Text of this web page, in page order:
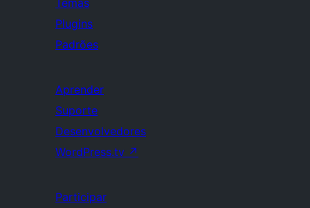
Temas
Plugins
Padrões
Aprender
Suporte
Desenvolvedores
WordPress.tv ↗
Participar